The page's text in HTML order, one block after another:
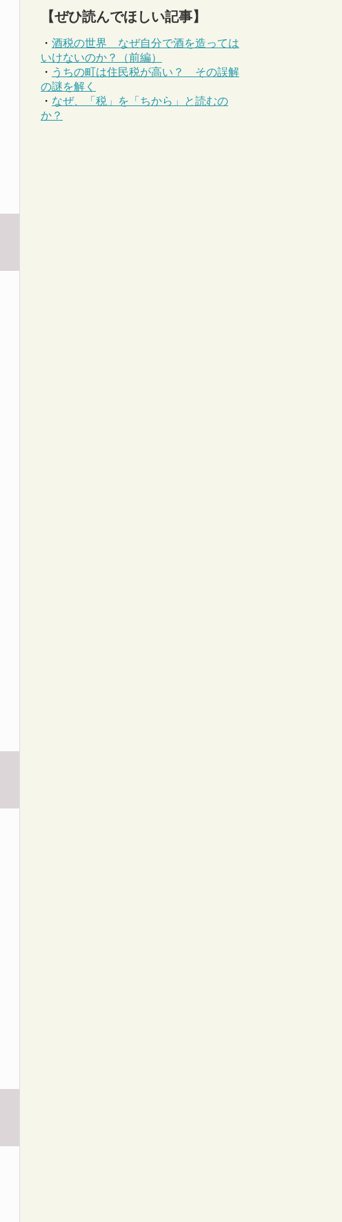
【ぜひ読んでほしい記事】
・ 酒税の世界 なぜ自分で酒を造っては
いけないのか？（前編）
・ うちの町は住民税が高い？ その誤解
の謎を解く
・ なぜ、「税」を「ちから」と読むの
か？